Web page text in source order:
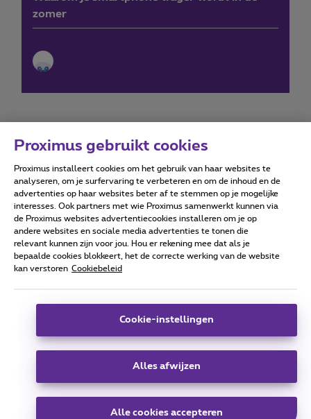
zomer
Forumvoorwaarden Accessibility statement
Alle rechten voorbehouden. © Proximus
Algemene voorwaarden, consumenteninfo
Deze website is gecreëerd en wordt beheerd conform het
Koning Albert II-laan 27 - B-1030 Brussel.
Carrier & Wholesale Solutions
Telindus
Proximus gebruikt cookies
Proximus installeert cookies om het gebruik van haar websites te
analyseren, om je surfervaring te verbeteren en om de inhoud en de
advertenties op haar websites beter af te stemmen op je mogelijke
interesses. Ook partners met wie Proximus samenwerkt kunnen via
de Proximus websites advertentiecookies installeren om je op
andere websites en sociale media advertenties te tonen die
relevant kunnen zijn voor jou. Hou er rekening mee dat als je
bepaalde cookies blokkeert, het de correcte werking van de website
kan verstoren Cookiebeleid
Cookie-instellingen
Alles afwijzen
Alle cookies accepteren